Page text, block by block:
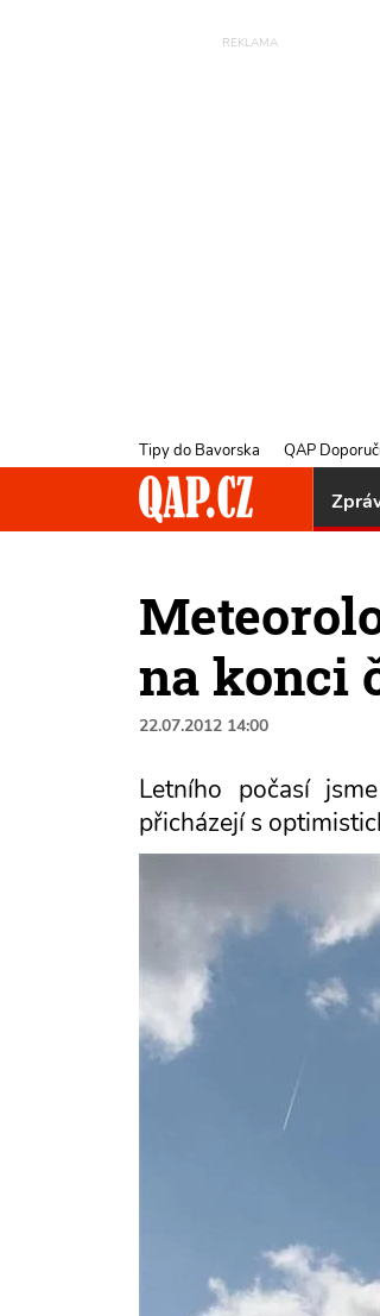
Tipy do Bavorska QAP
na konci
22.07.2012 14:00
Letního počasí
přicházejí s